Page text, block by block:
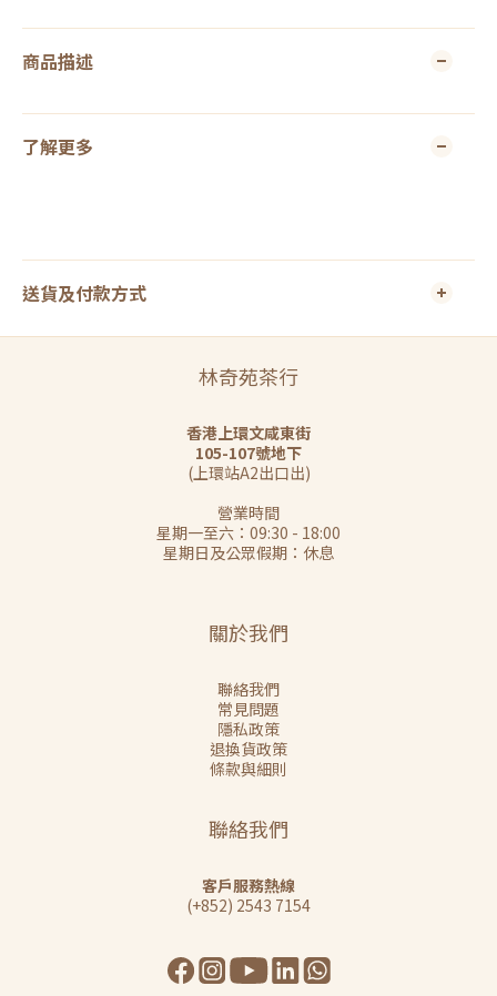
商品描述
了解更多
送貨及付款方式
林奇苑茶行
香港上環文咸東街
105-107號地下
(上環站A2出口出)
營業時間
星期一至六：09:30 - 18:00
星期日及公眾假期：休息
關於我們
聯絡我們
常見問題
隱私政策
退換貨政策
條款與細則
聯絡我們
客戶服務熱線
(+852) 2543 7154